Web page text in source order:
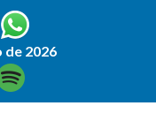
de 2026